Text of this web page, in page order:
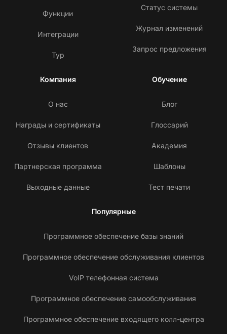
Функции
Интеграции
Тур
Статус системы
Журнал изменений
Запрос предложения
Компания
О нас
Награды и сертификаты
Отзывы клиентов
Партнерская программа
Выходные данные
Обучение
Блог
Глоссарий
Академия
Шаблоны
Тест печати
Популярные
Программное обеспечение базы знаний
Программное обеспечение обслуживания клиентов
VoIP телефонная система
Программное обеспечение самообслуживания
Программное обеспечение входящего колл-центра